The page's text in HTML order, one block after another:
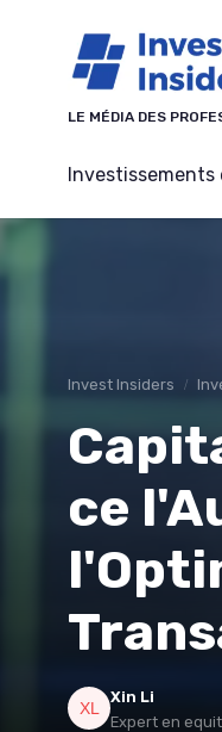
LE MÉDIA DES
Investissements
Invest Insiders
ce
Xin Li
Expert en